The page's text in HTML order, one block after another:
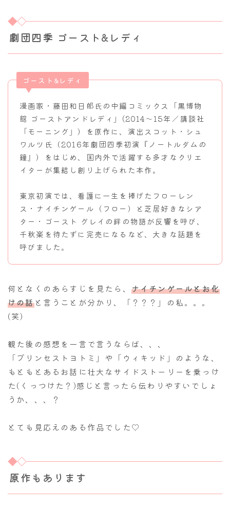
劇団四季 ゴースト&レディ
ゴースト&レディ
漫画家・藤田和日郎氏の中編コミックス「黒博物
館 ゴーストアンドレディ」(2014～15年／講談社
「モーニング」）を原作に、演出スコット・シュ
ワルツ氏（2016年劇団四季初演『ノートルダムの
鐘』）をはじめ、国内外で活躍する多才なクリエ
イターが集結し創り上げられた本作。
東京初演では、看護に一生を捧げたフローレン
ス・ナイチンゲール（フロー）と芝居好きなシア
ター・ゴースト グレイの絆の物語が反響を呼び、
千秋楽を待たずに完売になるなど、大きな話題を
呼びました。
何となくのあらすじを見たら、 ナイチンゲールとお化
けの話と言うことが分かり、「？？？」の私。。。
(笑)
観た後の感想を一言で言うならば、、、
「プリンセストヨトミ」や「ウィキッド」のような、
もともとあるお話に壮大なサイドストーリーを乗っけ
た(くっつけた？)感じと言ったら伝わりやすいでしょ
うか、、、？
とても見応えのある作品でした♡
原作もあります